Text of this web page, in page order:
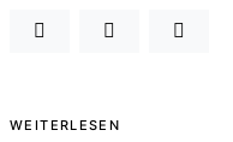
WEITERLESEN